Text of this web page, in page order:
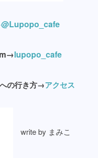
@Lupopo_cafe
lupopo_cafe
の行き方→アクセス
write by まみこ